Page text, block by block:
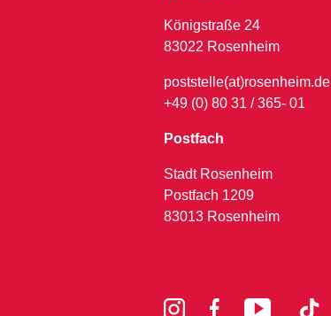
Königstraße 24
83022 Rosenheim
poststelle(at)rosenheim.de
+49 (0) 80 31 / 365- 01
Postfach
Stadt Rosenheim
Postfach 1209
83013 Rosenheim